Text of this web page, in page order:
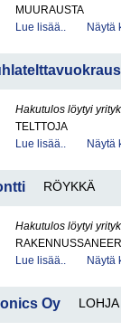
MUURAUSTA
Lue lisää..
Näytä
Hakutulos löytyi
TELTTOJA
Lue lisää..
Näytä
RÖYKKÄ
Hakutulos löytyi
Lue lisää..
Näytä
Oy LOHJA